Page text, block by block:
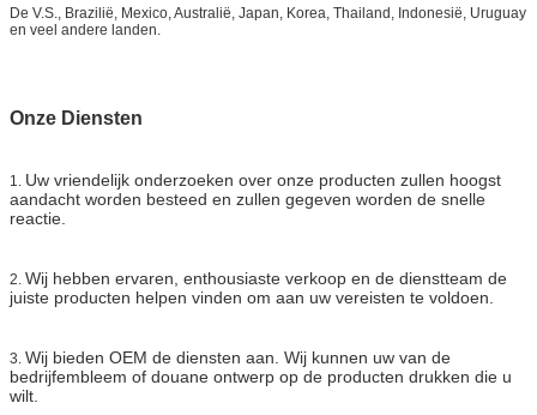
De V.S., Brazilië, Mexico, Australië, Japan, Korea, Thailand, Indonesië, Uruguay
en veel andere landen.
Onze Diensten
1. Uw vriendelijk onderzoeken over onze producten zullen hoogst
aandacht worden besteed en zullen gegeven worden de snelle
reactie.
2. Wij hebben ervaren, enthousiaste verkoop en de dienstteam de
juiste producten helpen vinden om aan uw vereisten te voldoen.
3. Wij bieden OEM de diensten aan. Wij kunnen uw van de
bedrijfembleem of douane ontwerp op de producten drukken die u
wilt.